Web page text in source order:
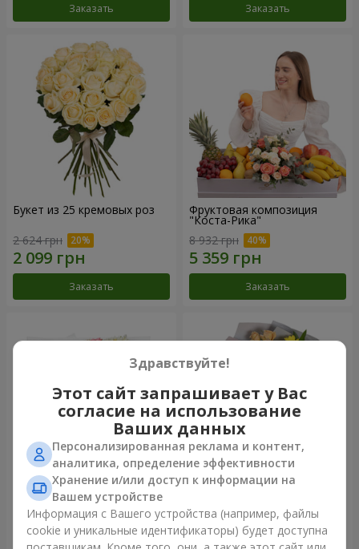
Заказать Заказать
Букет из 25 кремовых роз
2 624 грн
Заказать
Фруктовая композиция
"Коста-Рика"
8 932 грн
Заказать
Букет "Крещатик"
3 941 грн
Букет "Мы и лето"
1 554 грн
Здравствуйте!
Этот сайт запрашивает у Вас
согласие на использование
Ваших данных
Персонализированная реклама и контент,
аналитика, определение эффективности
Хранение и/или доступ к информации на
Вашем устройстве
Информация с Вашего устройства (например, файлы
cookie и уникальные идентификаторы) будет доступна